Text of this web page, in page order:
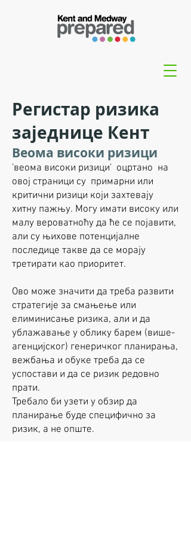
Регистар ризика
заједнице Кент
Веома високи ризици
'веома високи ризици' оцртано на
овој страници су примарни или
критични ризици који захтевају
хитну пажњу. Могу имати високу или
малу вероватноћу да ће се појавити,
али су њихове потенцијалне
последице такве да се морају
третирати као приоритет.
Ово може значити да треба развити
стратегије за смањење или
елиминисање ризика, али и да
ублажавање у облику барем (више-
агенцијског) генеричког планирања,
вежбања и обуке треба да се
успостави и да се ризик редовно
прати.
Требало би узети у обзир да
планирање буде специфично за
ризик, а не опште.